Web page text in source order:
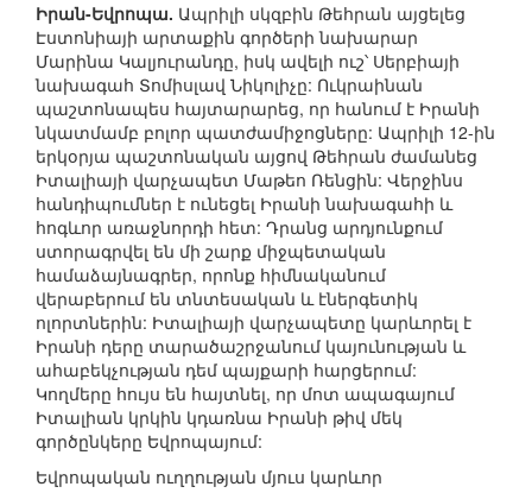
Իրան-Եվրոպա. Ապրիլի սկզբին Թեհրան այցելեց
Էստոնիայի արտաքին գործերի նախարար
Մարինա Կալյուրանդը, իսկ ավելի ուշ՝ Սերբիայի
նախագահ Տոմիսլավ Նիկոլիչը: Ուկրաինան
պաշտոնապես հայտարարեց, որ հանում է Իրանի
նկատմամբ բոլոր պատժամիջոցները: Ապրիլի 12-ին
երկօրյա պաշտոնական այցով Թեհրան ժամանեց
Իտալիայի վարչապետ Մաթեո Ռենցին: Վերջինս
հանդիպումներ է ունեցել Իրանի նախագահի և
հոգևոր առաջնորդի հետ: Դրանց արդյունքում
ստորագրվել են մի շարք միջպետական
համաձայնագրեր, որոնք հիմնականում
վերաբերում են տնտեսական և էներգետիկ
ոլորտներին: Իտալիայի վարչապետը կարևորել է
Իրանի դերը տարածաշրջանում կայունության և
ահաբեկչության դեմ պայքարի հարցերում:
Կողմերը հույս են հայտնել, որ մոտ ապագայում
Իտալիան կրկին կդառնա Իրանի թիվ մեկ
գործընկերը Եվրոպայում:
Եվրոպական ուղղության մյուս կարևոր